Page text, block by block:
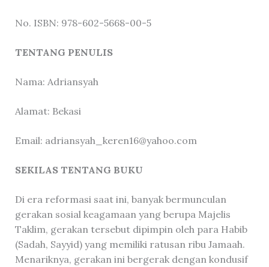
No. ISBN: 978-602-5668-00-5
TENTANG PENULIS
Nama: Adriansyah
Alamat: Bekasi
Email: adriansyah_keren16@yahoo.com
SEKILAS TENTANG BUKU
Di era reformasi saat ini, banyak bermunculan
gerakan sosial keagamaan yang berupa Majelis
Taklim, gerakan tersebut dipimpin oleh para Habib
(Sadah, Sayyid) yang memiliki ratusan ribu Jamaah.
Menariknya, gerakan ini bergerak dengan kondusif